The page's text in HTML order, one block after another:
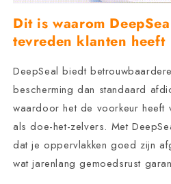
Dit is waarom
tevreden klanten heeft
DeepSeal biedt
bescherming dan standaard
waardoor het de voorkeur heeft
als doe-het-zelvers. Met
dat je oppervlakken goed zijn
wat jarenlang gemoedsrust